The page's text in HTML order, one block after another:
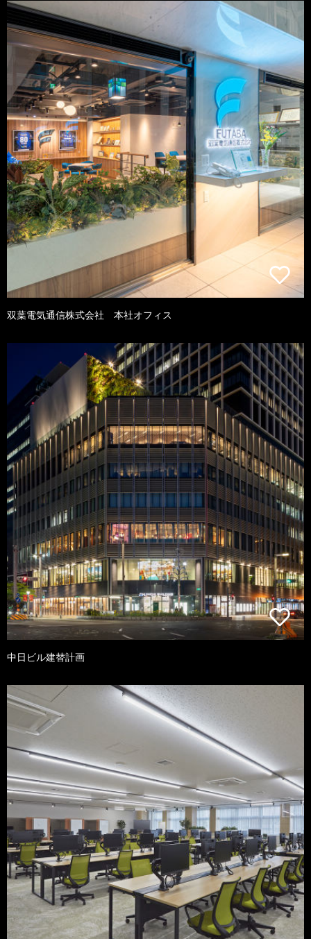
双葉電気通信株式会社 本社オフィス
中日ビル建替計画